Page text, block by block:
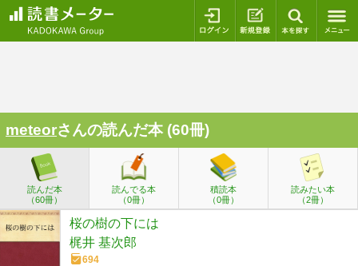
ログイン 新規登録
meteorさんの読んだ本 (60冊)
読んだ本
（60冊）
読んでる本
（0冊）
積読本
（0冊）
読みたい本
（2冊）
桜の樹の下には
梶井 基次郎
694